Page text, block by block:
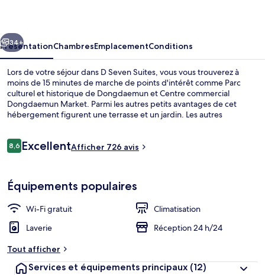
Suivant
34+
PrésentationChambresEmplacementConditions
Lors de votre séjour dans D Seven Suites, vous vous trouverez à
moins de 15 minutes de marche de points d'intérêt comme Parc
culturel et historique de Dongdaemun et Centre commercial
Dongdaemun Market. Parmi les autres petits avantages de cet
hébergement figurent une terrasse et un jardin. Les autres
situe à quelques pas et Station Dongdaemun, à 8 min de marche à
Avis
voyageurs
8,68,6 sur 10
ExcellentAfficher 726 avis
Équipements populaires
Wi-Fi gratuit
Climatisation
Laverie
Réception 24 h/24
Tout afficher
Services et équipements principaux (12)